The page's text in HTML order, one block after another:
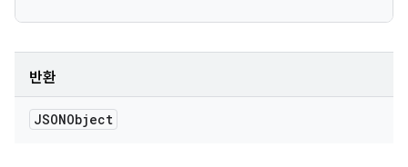
반환
JSONObject